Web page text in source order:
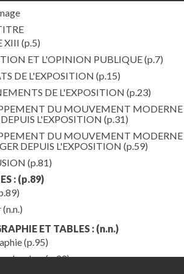
XIII (p.5)
ET L'OPINION PUBLIQUE(p.7)
DE L'EXPOSITION (p.15)
DE L'EXPOSITION (p.23)
DU MOUVEMENT
L'EXPOSITION (p.31)
DU MOUVEMENT
DEPUIS L'EXPOSITION (p.59)
(p.81)
: (p.89)
(n.n.)
ET TABLES : (n.n.)
(p.95)
planches(p.99)